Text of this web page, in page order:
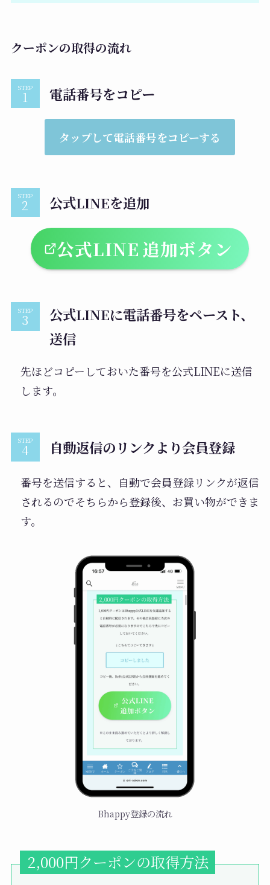
クーポンの取得の流れ
STEP 電話番号をコピー
タップして電話番号をコピーする
STEP 公式LINEを追加
公式LINE追加ボタン
STEP
公式LINEに電話番号をペースト、
送信
先ほどコピーしておいた番号を公式LINEに送信
します。
STEP 自動返信のリンクより会員登録
番号を送信すると、自動で会員登録リンクが返信
されるのでそちらから登録後、お買い物ができま
す。
Bhappy登録の流れ
2,000円クーポンの取得方法